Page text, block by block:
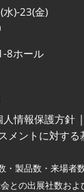
)-23(金)
8ホール
人情報保護方針
メントに対する
・製品数・来場者
との出展社数およ